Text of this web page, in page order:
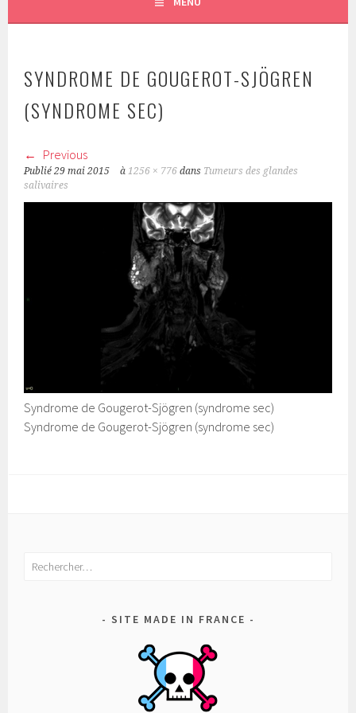
SYNDROME DE GOUGEROT-SJÖGREN
(SYNDROME SEC)
Previous
Publié29 mai 2015 à1256 × 776 dans Tumeurs des glandes
salivaires
Syndrome de Gougerot-Sjögren (syndrome sec)
Syndrome de Gougerot-Sjögren (syndrome sec)
Rechercher :
SITE MADE IN FRANCE